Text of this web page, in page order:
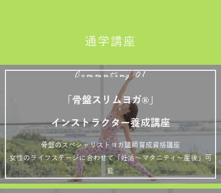
通学講座
Commuting 01
「骨盤スリムヨガ®」
インストラクター養成講座
骨盤のスペシャリストヨガ講師育成資格講座
女性のライフステージに合わせて「妊活～マタニティ～産後」可
能